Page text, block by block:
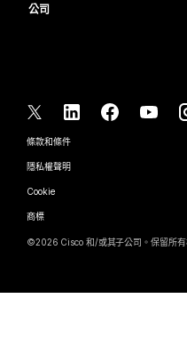
公司
聯
條款和條件
隱私權聲明
Cookie
商標
©2026 Cisco 和/或其子公司。保留所有